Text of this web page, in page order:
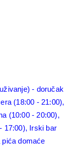
- doručak
(18:00 - 21:00),
(10:00 - 20:00),
17:00), Irski bar
pića domaće